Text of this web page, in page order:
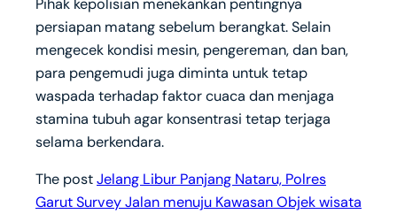
persiapan matang sebelum berangkat. Selain
mengecek kondisi mesin, pengereman, dan ban,
para pengemudi juga diminta untuk tetap
waspada terhadap faktor cuaca dan menjaga
stamina tubuh agar konsentrasi tetap terjaga
selama berkendara.
The postJelang Libur Panjang Nataru, Polres
Garut Survey Jalan menuju Kawasan Objek wisata